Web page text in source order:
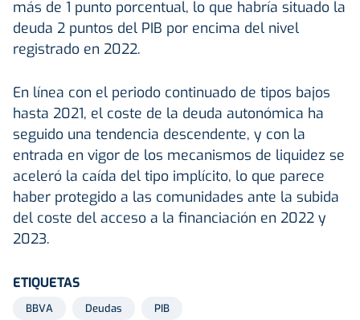
más de 1 punto porcentual, lo que habría situado la
deuda 2 puntos del PIB por encima del nivel
registrado en 2022.
En línea con el periodo continuado de tipos bajos
hasta 2021, el coste de la deuda autonómica ha
seguido una tendencia descendente, y con la
entrada en vigor de los mecanismos de liquidez se
aceleró la caída del tipo implícito, lo que parece
haber protegido a las comunidades ante la subida
del coste del acceso a la financiación en 2022 y
2023.
ETIQUETAS
BBVA Deudas PIB